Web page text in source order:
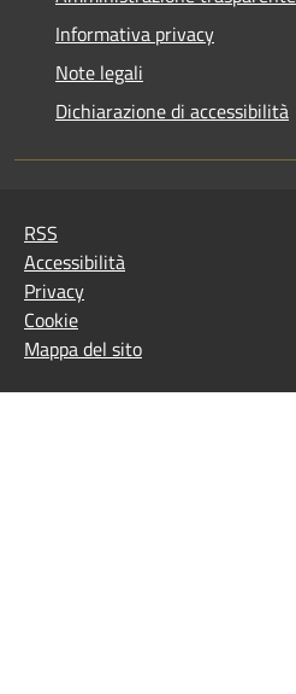
Informativa privacy
Note legali
Dichiarazione di accessibilità
RSS
Accessibilità
Privacy
Cookie
Mappa del sito